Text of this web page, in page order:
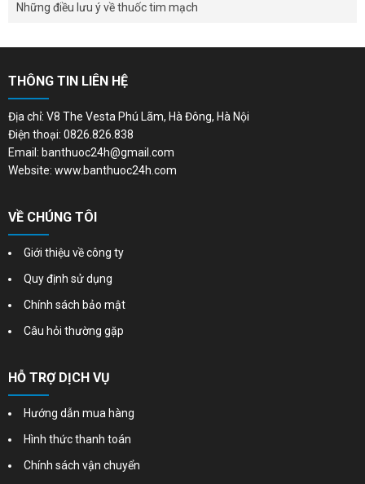
Những điều lưu ý về thuốc tim mạch
THÔNG TIN LIÊN HỆ
Địa chỉ: V8 The Vesta Phú Lãm, Hà Đông, Hà Nội
Điện thoại: 0826.826.838
Email: banthuoc24h@gmail.com
Website: www.banthuoc24h.com
VỀ CHÚNG TÔI
Giới thiệu về công ty
Quy định sử dụng
Chính sách bảo mật
Câu hỏi thường gặp
HỖ TRỢ DỊCH VỤ
Hướng dẫn mua hàng
Hình thức thanh toán
Chính sách vận chuyển